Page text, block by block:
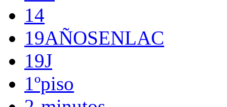
14
19AÑOSENLAC
19J
1ºpiso